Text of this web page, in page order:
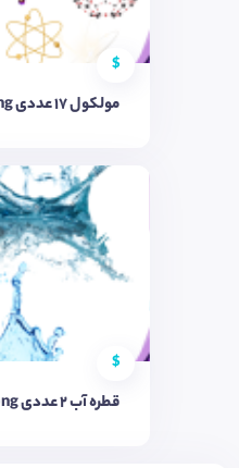
$
مولکول 17 عددی png
$
قطره آب 2 عددی png